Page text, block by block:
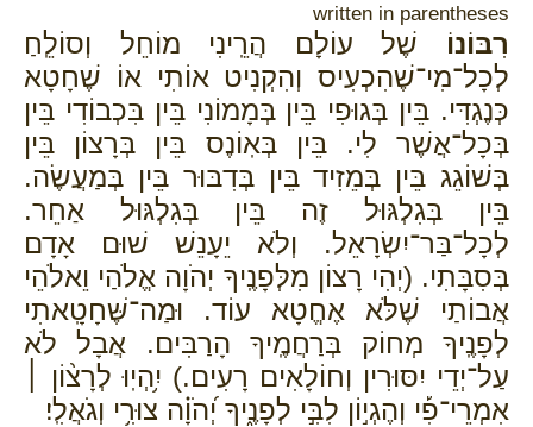
written in parentheses
רִבּוֹנוֹ שֶׁל עוֹלָם הֲרֵֽינִי מוֹחֵל וְסוֹלֵֽחַ
לְכָל־מִי־שֶׁהִכְעִיס וְהִקְנִיט אוֹתִי אוֹ שֶׁחָטָא
כְּנֶגְדִּי. בֵּין בְּגוּפִי בֵּין בְּמָמוֹנִי בֵּין בִּכְבוֹדִי בֵּין
בְּכָל־אֲשֶׁר לִי. בֵּין בְּאֽוֹנֶס בֵּין בְּרָצוֹן בֵּין
בְּשׁוֹגֵג בֵּין בְּמֵזִיד בֵּין בְּדִבּוּר בֵּין בְּמַעֲשֶׂה.
בֵּין בְּגִלְגּוּל זֶה בֵּין בְּגִלְגּוּל אַחֵר.
לְכָל־בַּר־יִשְׂרָאֵל. וְלֹא יֵעָנֵשׁ שׁוּם אָדָם
בְּסִבָּתִי. (יְהִי רָצוֹן מִלְּפָנֶֽיךָ יְהֹוָה אֱלֹהַי וֵאלֹהֵי
אֲבוֹתַי שֶׁלֹּא אֶחֱטָא עוֹד. וּמַה־שֶּׁחָטָֽאתִי
לְפָנֶֽיךָ מְחוֹק בְּרַחֲמֶֽיךָ הָרַבִּים. אֲבָל לֹא
עַל־יְדֵי יִסּוּרִין וְחוֹלָאִים רָעִים.) יִ֥הְיֽוּ לְרָצ֨וֹן ׀
אִמְרֵי־פִ֡י וְהֶגְי֣וֹן לִבִּ֣י לְפָנֶ֑יךָ יְ֝הֹוָ֗ה צוּרִ֥י וְגֹאֲלִֽי׃